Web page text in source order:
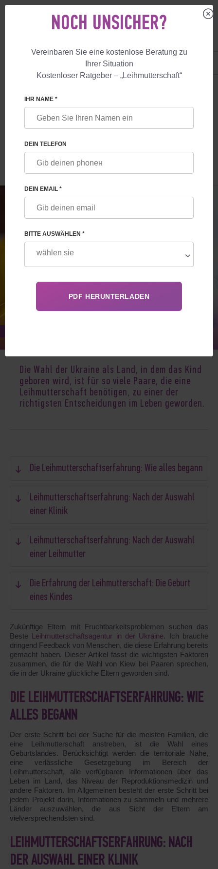
DIE LEIHMUTTERSCHAFTSERFAHRUNG:
DIE WAHL DER UKRAINE
Die Wahl der Ukraine als Land, in dem das Kind
geboren wird, ist für so viele Paare, die eine
Leihmutterschaft benötigen, zu einer der
richtigsten Entscheidungen im Leben geworden.
Die Leihmutterschaftserfahrung: Wie alles begann
Leihmutterschaftserfahrung: Nach der Auswahl
einer Klinik
Leihmutterschaftserfahrung: Nach der Auswahl
einer Leihmutter
Die Erfahrung der Leihmutterschaft: Die Geburt
eines Kindes
Zukünftige Eltern mit Fruchtbarkeitsproblemen suchen das
Beste Leihmutterschaftsagentur in der Ukraine. Ich brauche
dringend Feedback von Menschen, die diese Erfahrung bereits
gemacht haben. Dieser Artikel fasst die wichtigsten Faktoren
zusammen, die für die Wahl von Kiew bei Paaren sprechen,
die in der Ukraine glückliche Eltern geworden sind.
DIE LEIHMUTTERSCHAFTSERFAHRUNG: WIE
ALLES BEGANN
Der erste Schritt bei der Suche für die meisten Familien, die
eine Leihmutterschaft anstreben, ist die Wahl eines
Geburtslandes. Berücksichtigt werden die territoriale Nähe,
eine verlässliche Gesetzgebung im Bereich der
Leihmutterschaft, alle verfügbaren Informationen über das
Leben im Land, das Niveau der Reproduktionsmedizin und
andere Faktoren. Im Allgemeinen besteht der erste Schritt bei
jedem Projekt darin, Informationen zu sammeln und mehrere
Länder auszuwählen, die aus Sicht der Eltern am
vielversprechendsten sind.
LEIHMUTTERSCHAFTSERFAHRUNG: NACH
DER AUSWAHL EINER KLINIK
NOCH UNSICHER?
Vereinbaren Sie eine kostenlose Beratung zu
Ihrer Situation
Kostenloser Ratgeber – „Leihmutterschaft“
IHR NAME *
DEIN TELEFON
DEIN EMAIL *
BITTE AUSWÄHLEN *